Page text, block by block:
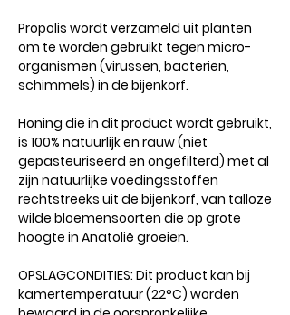
Propolis wordt verzameld uit planten
om te worden gebruikt tegen micro-
organismen (virussen, bacteriën,
schimmels) in de bijenkorf.
Honing die in dit product wordt gebruikt,
is 100% natuurlijk en rauw (niet
gepasteuriseerd en ongefilterd) met al
zijn natuurlijke voedingsstoffen
rechtstreeks uit de bijenkorf, van talloze
wilde bloemensoorten die op grote
hoogte in Anatolië groeien.
OPSLAGCONDITIES: Dit product kan bij
kamertemperatuur (22°C) worden